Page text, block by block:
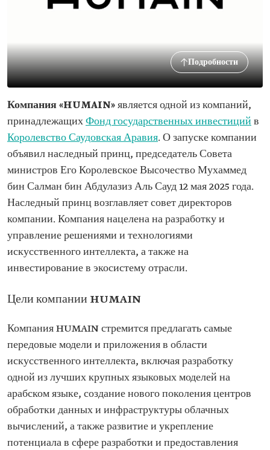
Подробности
Компания «HUMAIN»является одной из компаний,
принадлежащихФонд государственных инвестиций в
Королевство Саудовская Аравия. О запуске компании
объявил наследный принц, председатель Совета
министров Его Королевское Высочество Мухаммед
бин Салман бин Абдулазиз Аль Сауд 12 мая 2025 года.
Наследный принц возглавляет совет директоров
компании. Компания нацелена на разработку и
управление решениями и технологиями
искусственного интеллекта, а также на
инвестирование в экосистему отрасли.
Цели компании HUMAIN
Компания HUMAIN стремится предлагать самые
передовые модели и приложения в области
искусственного интеллекта, включая разработку
одной из лучших крупных языковых моделей на
арабском языке, создание нового поколения центров
обработки данных и инфраструктуры облачных
вычислений, а также развитие и укрепление
потенциала в сфере разработки и предоставления